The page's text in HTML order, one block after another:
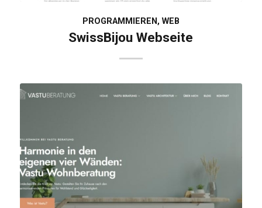
PROGRAMMIEREN , WEB
SwissBijou Webseite